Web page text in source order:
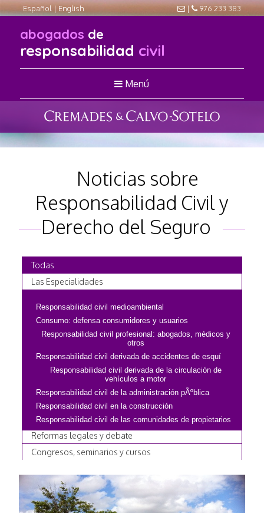
Español | English | 976 233 383
abogados de
responsabilidad civil
Menú
Noticias sobre
Responsabilidad Civil y
Derecho del Seguro
Todas
Las Especialidades
Responsabilidad civil medioambiental
Consumo: defensa consumidores y usuarios
Responsabilidad civil profesional: abogados, médicos y
otros
Responsabilidad civil derivada de accidentes de esquí
Responsabilidad civil derivada de la circulación de
vehículos a motor
Responsabilidad civil de la administración pÃºblica
Responsabilidad civil en la construcción
Responsabilidad civil de las comunidades de propietarios
Reformas legales y debate
Congresos, seminarios y cursos